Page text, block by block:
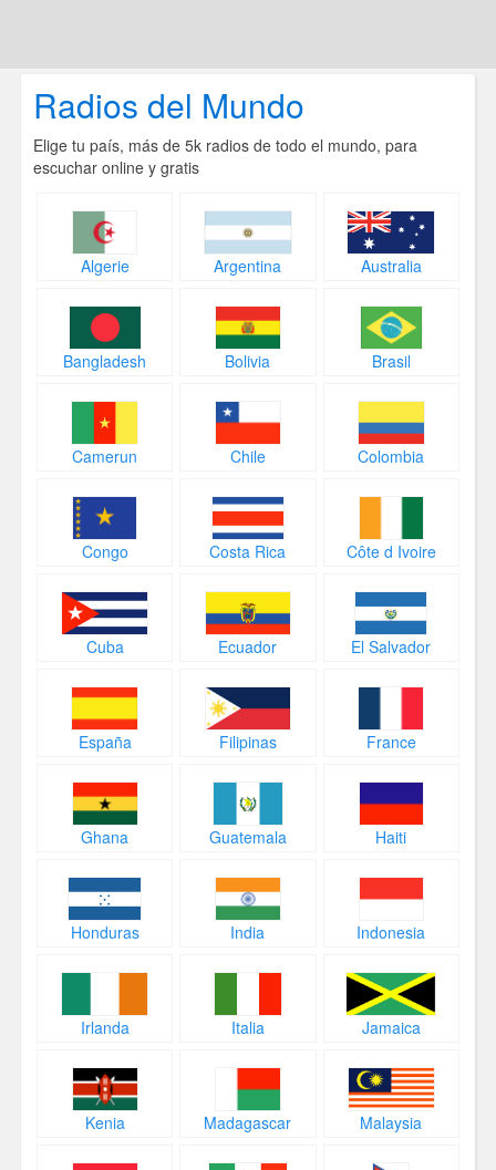
Radios del Mundo
Elige tu país, más de 5k radios de todo el mundo, para
escuchar online y gratis
Algerie Argentina Australia
Bangladesh Bolivia Brasil
Camerun Chile Colombia
Congo Costa Rica Côte d Ivoire
Cuba Ecuador El Salvador
España Filipinas France
Ghana Guatemala Haiti
Honduras India Indonesia
Irlanda Italia Jamaica
Kenia Madagascar Malaysia